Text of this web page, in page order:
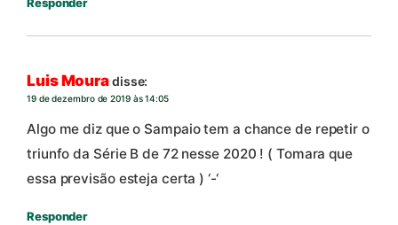
Luis Mouradisse:
19 de dezembro de 2019 às 14:05
Algo me diz que o Sampaio tem a chance de repetir o
triunfo da Série B de 72 nesse 2020 ! ( Tomara que
essa previsão esteja certa ) ‘-‘
Responder